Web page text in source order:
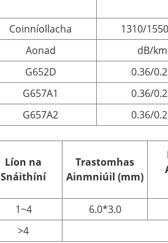
Coinníollacha 1310/
Aonad
dB/km
G652D
0.36/
G657A1
0.36/
G657A2
0.36/
Líon na
Snáithíní
Trastomhas
Ainmniúil (mm)
1~4
6.0*3.0
>4